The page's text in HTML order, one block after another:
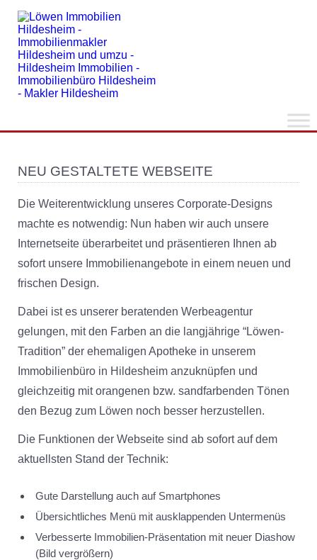
NEU GESTALTETE WEBSEITE
Die Weiterentwicklung unseres Corporate-Designs
machte es notwendig: Nun haben wir auch unsere
Internetseite überarbeitet und präsentieren Ihnen ab
sofort unsere Immobilienangebote in einem neuen und
frischen Design.
Dabei ist es unserer beratenden Werbeagentur
gelungen, mit den Farben an die langjährige “Löwen-
Tradition” der ehemaligen Apotheke in unserem
Immobilienbüro in Hildesheim anzuknüpfen und
gleichzeitig mit orangenen bzw. sandfarbenden Tönen
den Bezug zum Löwen noch besser herzustellen.
Die Funktionen der Webseite sind ab sofort auf dem
aktuellsten Stand der Technik:
Gute Darstellung auch auf Smartphones
Übersichtliches Menü mit ausklappenden Untermenüs
Verbesserte Immobilien-Präsentation mit neuer Diashow
(Bild vergrößern)